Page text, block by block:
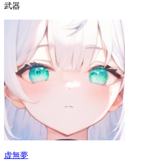
武器
虚無夢